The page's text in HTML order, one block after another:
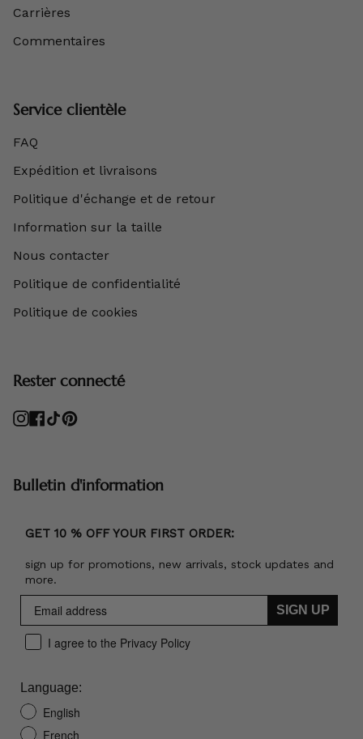
Carrières
Commentaires
Service clientèle
FAQ
Expédition et livraisons
Politique d'échange et de retour
Information sur la taille
Nous contacter
Politique de confidentialité
Politique de cookies
Rester connecté
Instagram
Facebook
TikTokPinterest
Bulletin d'information
GET 10 % OFF YOUR FIRST ORDER:
sign up for promotions, new arrivals, stock updates and
more.
SIGN UP
I agree to the Privacy Policy
Language:
English
French